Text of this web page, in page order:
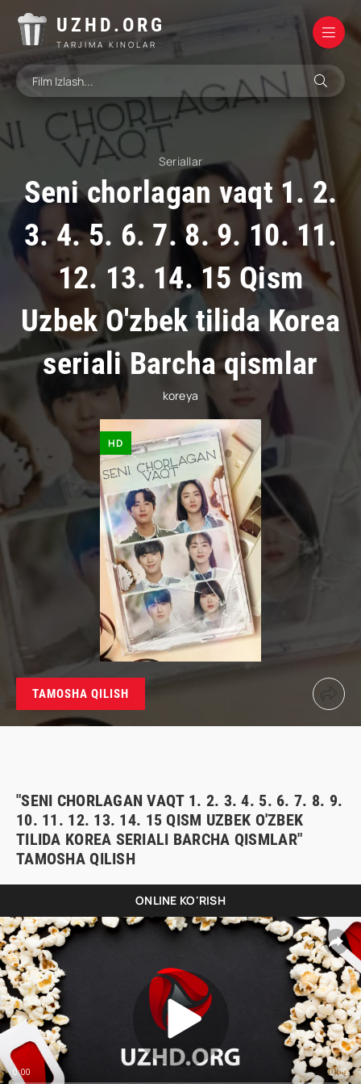
UZHD.ORG
TARJIMA KINOLAR
Seriallar
Seni chorlagan vaqt 1. 2.
3. 4. 5. 6. 7. 8. 9. 10. 11.
12. 13. 14. 15 Qism
Uzbek O'zbek tilida Korea
seriali Barcha qismlar
koreya
HD
TAMOSHA QILISH
"SENI CHORLAGAN VAQT 1. 2. 3. 4. 5. 6. 7. 8. 9.
10. 11. 12. 13. 14. 15 QISM UZBEK O'ZBEK
TILIDA KOREA SERIALI BARCHA QISMLAR"
TAMOSHA QILISH
ONLINE KO'RISH
0:00 0:00